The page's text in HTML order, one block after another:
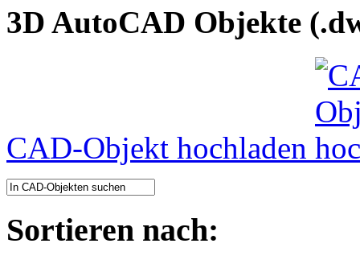
3D AutoCAD Objekte
CAD-Objekt hochladen
Sortieren nach: